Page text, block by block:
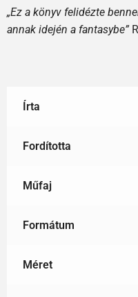
„Ez a könyv felidézte
annak idején a fantasybe”
Írta
Fordította
Műfaj
Formátum
Méret